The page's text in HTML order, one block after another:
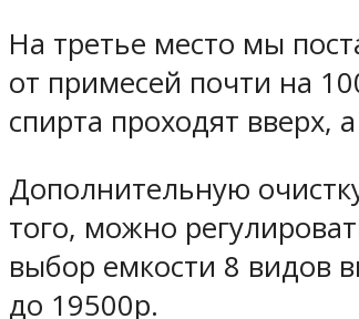
На третье место мы
от примесей почти на
спирта проходят вверх,
Дополнительную
того, можно
выбор емкости 8 видов
до 19500р.